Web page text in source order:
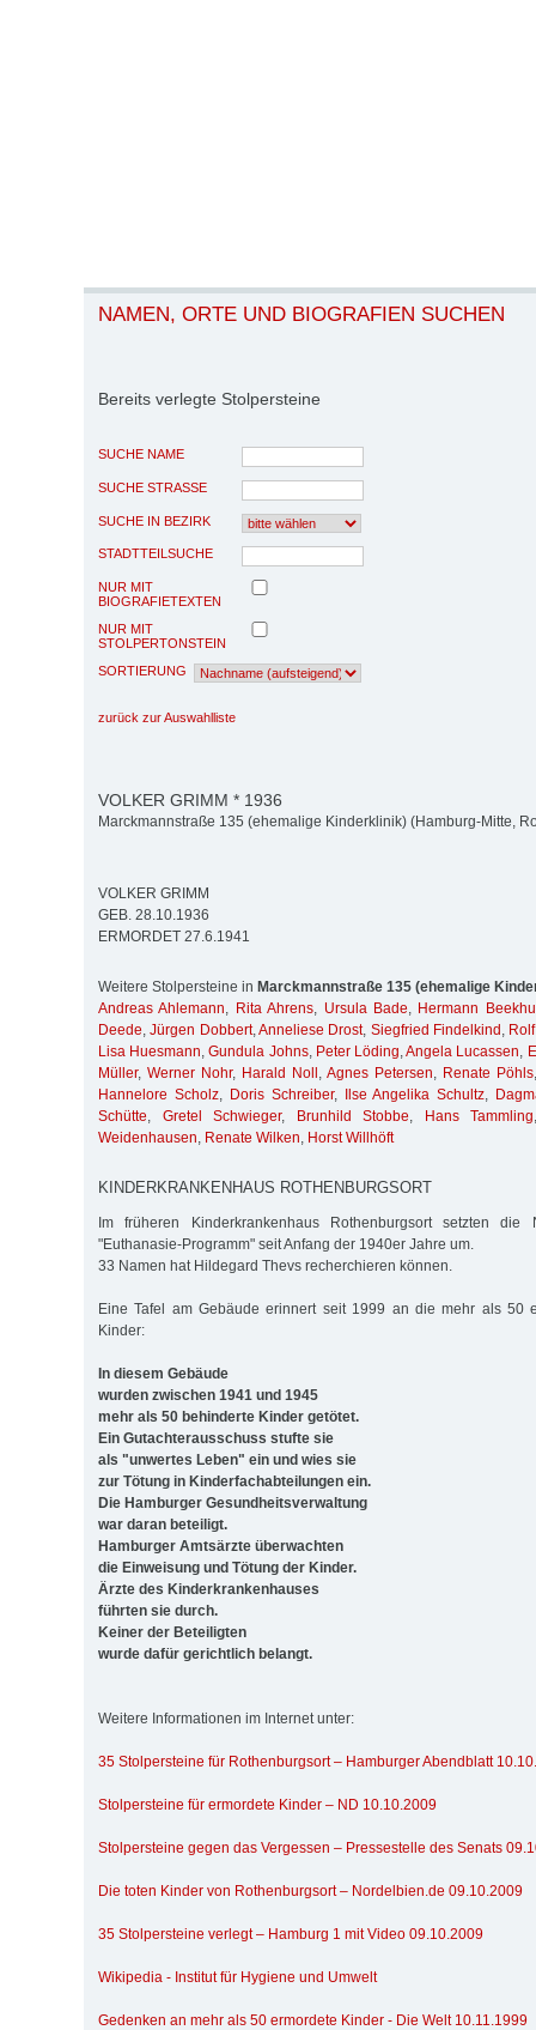
NAMEN, ORTE UND BIOGRAFIEN SUCHEN
Bereits verlegte Stolpersteine
SUCHE NAME
SUCHE STRASSE
SUCHE IN BEZIRK
STADTTEILSUCHE
NUR MIT
BIOGRAFIETEXTEN
NUR MIT
STOLPERTONSTEIN
SORTIERUNG
zurück zur Auswahlliste
VOLKER GRIMM * 1936
Marckmannstraße 135 (ehemalige Kinderklinik) (Hamburg-Mitte,
VOLKER GRIMM
GEB. 28.10.1936
ERMORDET 27.6.1941
Weitere Stolpersteine in Marckmannstraße 135 (ehemalige
Andreas Ahlemann, Rita Ahrens, Ursula Bade, Hermann
Deede,Jürgen Dobbert,Anneliese Drost, Siegfried Findelkind ,
Lisa Huesmann,Gundula Johns, Peter Löding,Angela Lucassen,
Müller, Werner Nohr, Harald Noll , Agnes Petersen, Renate Pöhls
Hannelore Scholz, Doris Schreiber, Ilse Angelika Schultz,
Schütte, Gretel Schwieger, Brunhild Stobbe, Hans Tammling
Weidenhausen, Renate Wilken, Horst Willhöft
KINDERKRANKENHAUS ROTHENBURGSORT
Im früheren Kinderkrankenhaus Rothenburgsort setzten die
"Euthanasie-Programm" seit Anfang der 1940er Jahre um.
33 Namen hat Hildegard Thevs recherchieren können.
Eine Tafel am Gebäude erinnert seit 1999 an die mehr als 50
Kinder:
In diesem Gebäude
wurden zwischen 1941 und 1945
mehr als 50 behinderte Kinder getötet.
Ein Gutachterausschuss stufte sie
als "unwertes Leben" ein und wies sie
zur Tötung in Kinderfachabteilungen ein.
Die Hamburger Gesundheitsverwaltung
war daran beteiligt.
Hamburger Amtsärzte überwachten
die Einweisung und Tötung der Kinder.
Ärzte des Kinderkrankenhauses
führten sie durch.
Keiner der Beteiligten
wurde dafür gerichtlich belangt.
Weitere Informationen im Internet unter:
35 Stolpersteine für Rothenburgsort – Hamburger Abendblatt
Stolpersteine für ermordete Kinder – ND 10.10.2009
Stolpersteine gegen das Vergessen – Pressestelle des Senats
Die toten Kinder von Rothenburgsort – Nordelbien.de 09.10.2009
35 Stolpersteine verlegt – Hamburg 1 mit Video 09.10.2009
Wikipedia - Institut für Hygiene und Umwelt
Gedenken an mehr als 50 ermordete Kinder - Die Welt 10.11.1999